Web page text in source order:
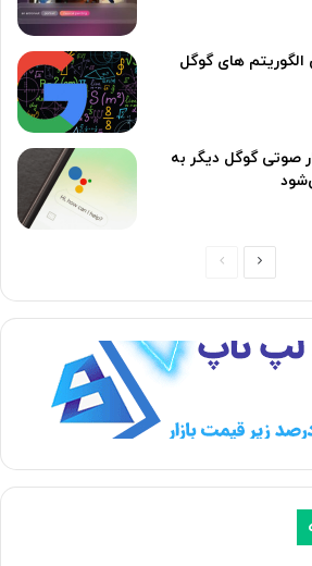
های گوگل
صوتی گوگل دیگر به
صفحه
صفحه